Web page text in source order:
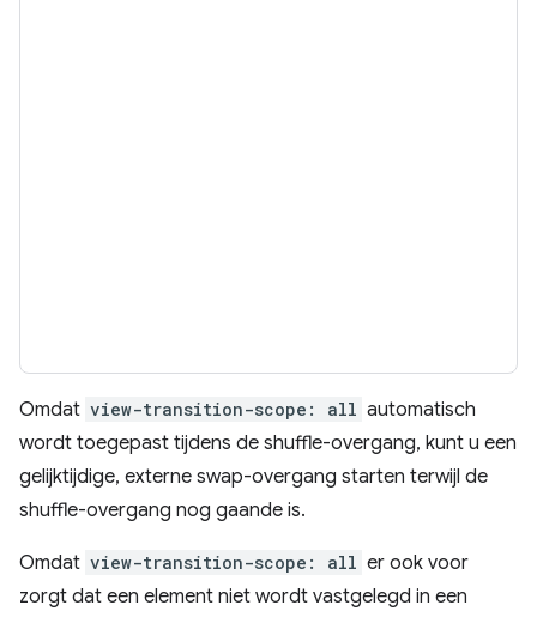
Omdat view-transition-scope: all automatisch
wordt toegepast tijdens de shuffle-overgang, kunt u een
gelijktijdige, externe swap-overgang starten terwijl de
shuffle-overgang nog gaande is.
Omdat view-transition-scope: all er ook voor
zorgt dat een element niet wordt vastgelegd in een